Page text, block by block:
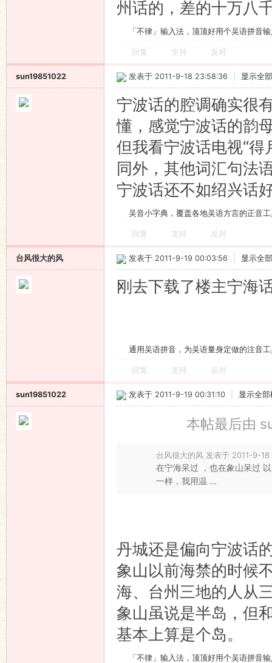
州话的，差的十万八
「不律」输入法，顶顶好用个吴语拼音
回复 支持 反对
sun19851022 发表于 2011-9-18 23:58:36 显示全
宁波话的腔调确实很
懂，感觉宁波话的韵
但我看宁波话电视“
同外，其他词汇句法
宁波话还不如绍兴话
吴音小字典，覆盖各地吴语方言的正音
回复 支持 反对
台风很大的风 发表于 2011-9-19 00:03:56 显示全
刚去下载了楼主宁海
通用吴语拼音，为吴语量身定做的注音
回复 支持 反对
sun19851022 发表于 2011-9-19 00:31:10 显示全部
本帖最后由
台风很大的风 发表于 2011-9-
在宁海呆过 ，也在象山呆过
一样，我用温 ...
丹城还是偏向宁波话
象山以前海禁的时候
海、台州三地的人从
象山虽说是半岛，但
基本上算是个岛。
「不律」输入法，顶顶好用个吴语拼音